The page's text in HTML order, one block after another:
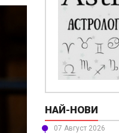
НАЙ-НОВИ
07 Август 2026